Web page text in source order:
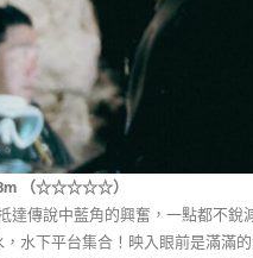
（☆☆☆☆☆）
達傳說中藍角的興奮，一點都不銳
水下平台集合！映入眼前是滿滿